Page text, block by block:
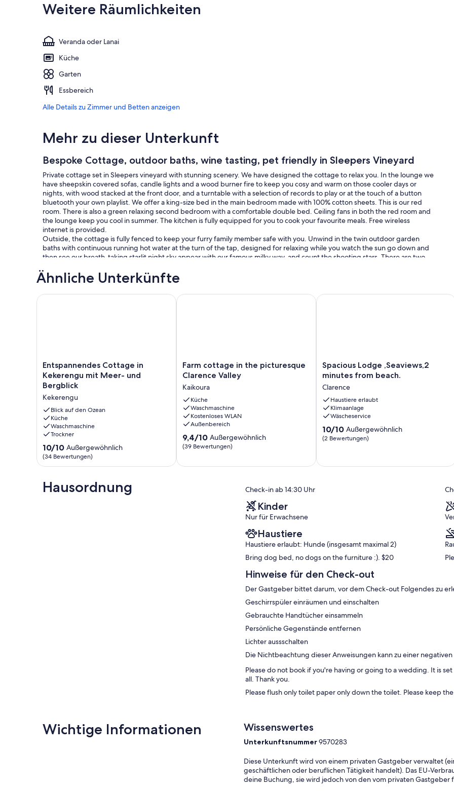
Weitere Räumlichkeiten
Veranda oder Lanai
Küche
Garten
Essbereich
Alle Details zu Zimmer und Betten anzeigen
Mehr zu dieser Unterkunft
Bespoke Cottage, outdoor baths, wine tasting, pet friendly in Sleepers Vineyard
Private cottage set in Sleepers vineyard with stunning scenery. We have designed the cottage to relax you. In the lounge we
have sheepskin covered sofas, candle lights and a wood burner fire to keep you cosy and warm on those cooler days or
nights, with wood stacked at the front door, and a turntable with a selection of records to play or at the touch of a button
bluetooth your own playlist. We offer a king-size bed in the main bedroom made with 100% cotton sheets. This is our red
room. There is also a green relaxing second bedroom with a comfortable double bed. Ceiling fans in both the red room and
the lounge keep you cool in summer. The kitchen is fully equipped for you to cook your favourite meals. Free wireless
internet is provided.
Outside, the cottage is fully fenced to keep your furry family member safe with you. Unwind in the twin outdoor garden
baths with continuous running hot water at the turn of the tap, designed for relaxing while you watch the sun go down and
then see our breath-taking starlit night sky appear with our famous milky way, and count the shooting stars. There are two
the river and in among our beautiful native trees. No need for your dog to be on a leash. On the property we also offer a
cellar door in our smaller cob building, and a sensory wine tasting made for fun with candles and crystal in our larger one.
Come and enjoy the cottage, the vineyard and wine grown here on the property. There is 45 hectares to explore. We are
located halfway between Blenheim and Kaikoura, and just a 5-minute walk from the beach and Kekerengu’s own café “The
Ähnliche Unterkünfte
Entspannendes
Cottage
in
Kekerengu
mit
Meer-
und
Bergblick
Kekerengu
Entspannendes Cottage in
Kekerengu mit Meer- und
Bergblick
Kekerengu
Blick auf den Ozean
Küche
Waschmaschine
Trockner
10.0
von
10,
(34
Bewertungen)
10/10 Außergewöhnlich
(34 Bewertungen)
Entspannendes Cottage in Kekerengu mit Meer- und Bergblick
Farm
cottage
the
picturesque
Clarence
Valley
Kaikoura
Farm cottage in the picturesque
Clarence Valley
Kaikoura
Küche
Waschmaschine
Kostenloses WLAN
Außenbereich
9.4
von
Außergewöhnlich,
9,4/10 Außergewöhnlich
(39 Bewertungen)
Farm cottage in the picturesque Clarence Valley
Spacious
Lodge
minutes
from
beach.
Clarence
Spacious Lodge ,Seaviews,2
minutes from beach.
Clarence
Haustiere erlaubt
Klimaanlage
Wäscheservice
10.0
von
(2
10/10 Außergewöhnlich
(2 Bewertungen)
Spacious Lodge ,Seaviews,2 minutes
Hausordnung Check-in ab 14:30 Uhr
Kinder
Nur für Erwachsene
Haustiere
Haustiere erlaubt: Hunde (insgesamt maximal 2)
Bring dog bed, no dogs on the furniture :). $20
Hinweise für den Check-out
Der Gastgeber bittet darum, vor dem Check-out Folgendes zu
Geschirrspüler einräumen und einschalten
Gebrauchte Handtücher einsammeln
Persönliche Gegenstände entfernen
Lichter aussschalten
Die Nichtbeachtung dieser Anweisungen kann zu einer
Please do not book if you're having or going to a wedding. It is
all. Thank you.
Please flush only toilet paper only down the toilet. Please keep
Wichtige Informationen Wissenswertes
Unterkunftsnummer9570283
Diese Unterkunft wird von einem privaten Gastgeber verwaltet
geschäftlichen oder beruflichen Tätigkeit handelt). Das EU-
deine Buchung, sie wird jedoch von den vom privaten